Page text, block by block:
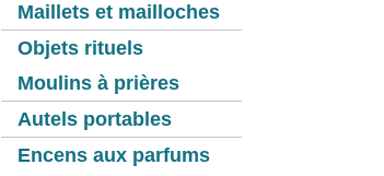
Maillets et mailloches
Objets rituels
Moulins à prières
Autels portables
Encens aux parfums